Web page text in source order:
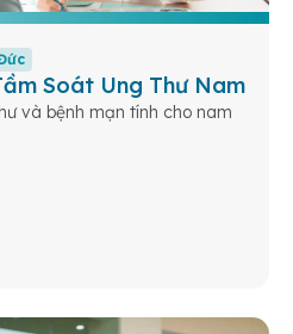
Soát Ung Thư Nam
và bệnh mạn tính cho nam